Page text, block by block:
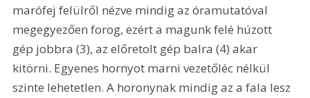
marófej felülről nézve mindig az óramutatóval
megegyezően forog, ezért a magunk felé húzott
gép jobbra (3), az előretolt gép balra (4) akar
kitörni. Egyenes hornyot marni vezetőléc nélkül
szinte lehetetlen. A horonynak mindig az a fala lesz